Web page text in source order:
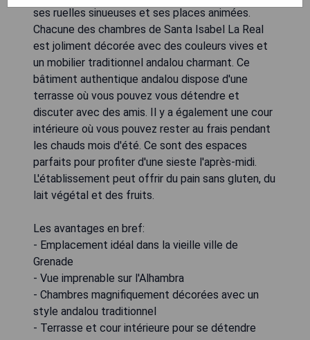
ses ruelles sinueuses et ses places animées.
Chacune des chambres de Santa Isabel La Real
est joliment décorée avec des couleurs vives et
un mobilier traditionnel andalou charmant. Ce
bâtiment authentique andalou dispose d'une
terrasse où vous pouvez vous détendre et
discuter avec des amis. Il y a également une cour
intérieure où vous pouvez rester au frais pendant
les chauds mois d'été. Ce sont des espaces
parfaits pour profiter d'une sieste l'après-midi.
L'établissement peut offrir du pain sans gluten, du
lait végétal et des fruits.
Les avantages en bref:
- Emplacement idéal dans la vieille ville de
Grenade
- Vue imprenable sur l'Alhambra
- Chambres magnifiquement décorées avec un
style andalou traditionnel